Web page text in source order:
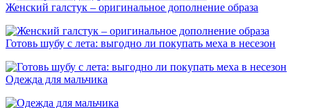
Женский галстук – оригинальное дополнение образа
Готовь шубу с лета: выгодно ли покупать меха в несезон
Одежда для мальчика